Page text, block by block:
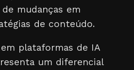
mudanças em
de conteúdo.
plataformas de IA
um diferencial